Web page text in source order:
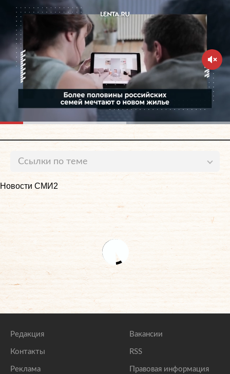
Ссылки по теме
Россиян предупредили об опасности проживания в
маленьких квартирах
Многодетных россиян предложили расселить по
роскошным квартирам чиновников
Сотрудников газовых служб пустят в квартиры
lenta.ru
Описаны самые популярные приемы квартирных
мошенников в Москве
lenta.ru
Новости СМИ2
Редакция
Контакты
Реклама
Вакансии
RSS
Правовая информация